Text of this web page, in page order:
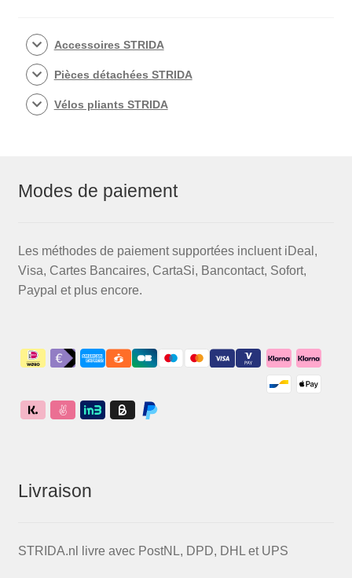
Accessoires STRIDA
Pièces détachées STRIDA
Vélos pliants STRIDA
Modes de paiement
Les méthodes de paiement supportées incluent iDeal,
Visa, Cartes Bancaires, CartaSi, Bancontact, Sofort,
Paypal et plus encore.
Livraison
STRIDA.nl livre avec PostNL, DPD, DHL et UPS